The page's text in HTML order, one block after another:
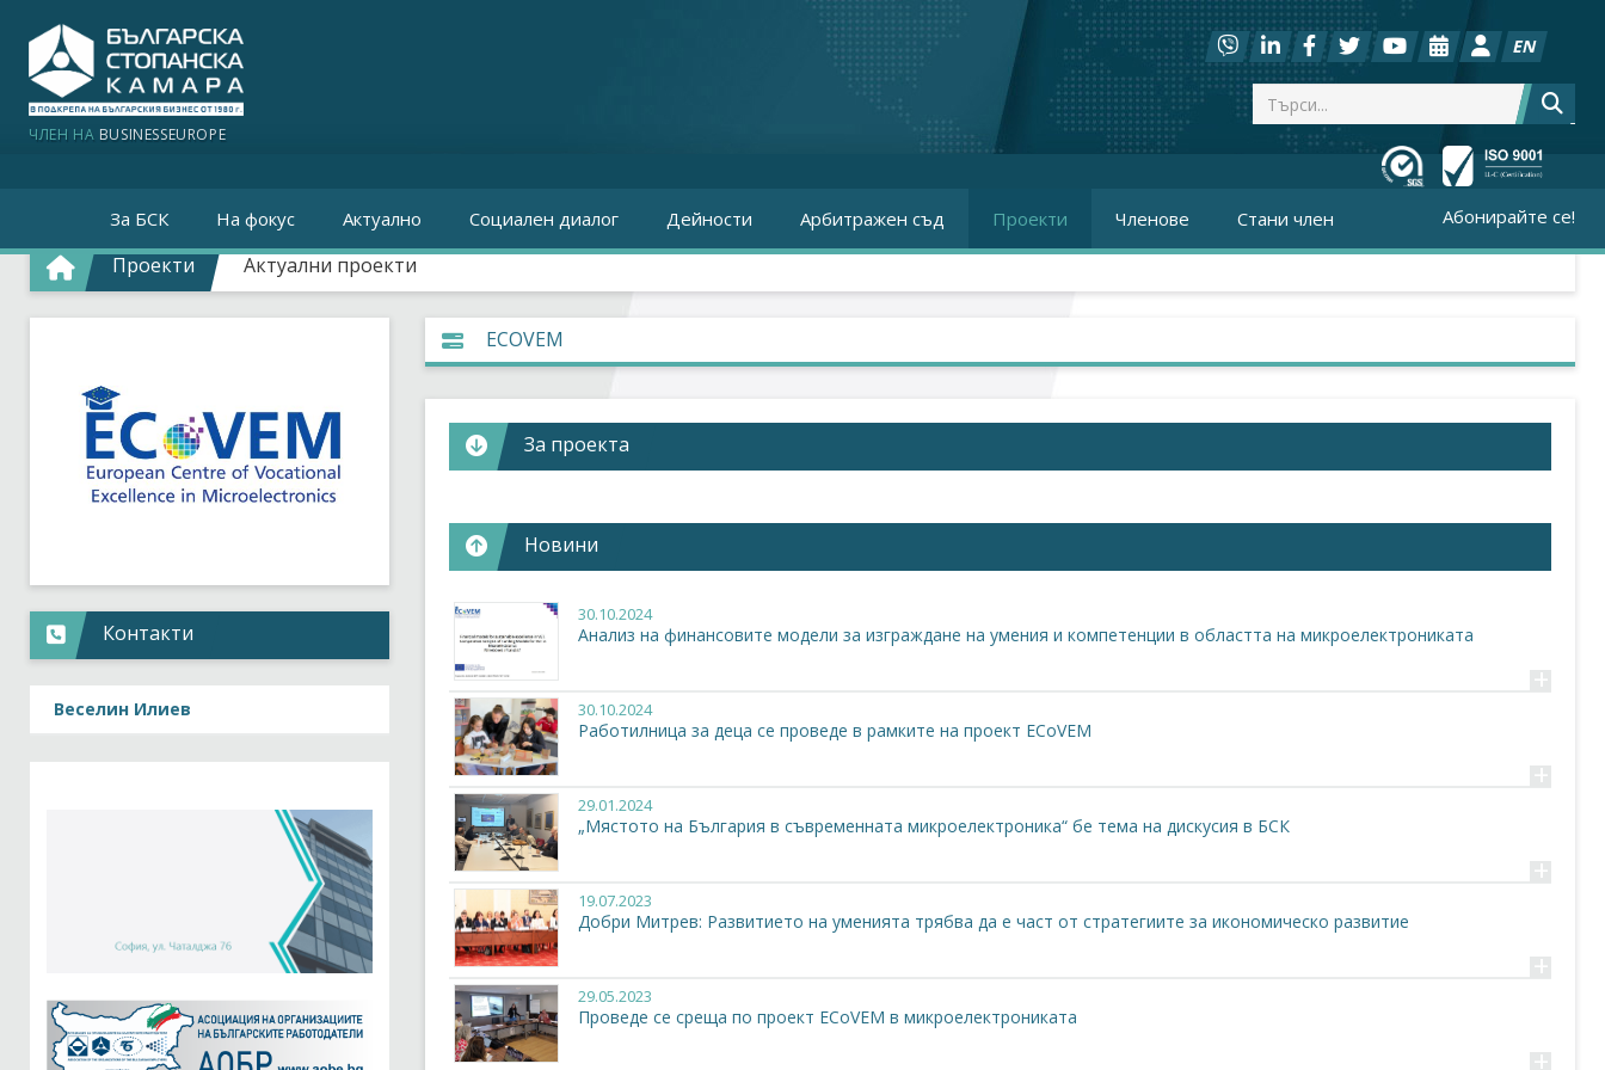
ЧЛЕН НА BUSINESSEUROPE
EN
За БСК На фокус Актуално Социален диалог Дейности Арбитражен съд Проекти Членове Стани член Абонирайте се!
Проекти Актуални проекти
ECOVEM
За проекта
Бюджет:4 988 113,00 Euro
Официален сайт:ecovem.eu
Цели:
Проектът ECoVEM обединява центрове за професионално образование и обучение (ПОО), технически университети,
индустриални асоциации, социални партньори за създаване на европейска платформа за сътрудничество между
професионални постижения в микроелектрониката с цел справяне с предизвикателствата на: дигитализацията, изкуствения
интелект, зелените технологии, равенството между половете в технологиите, интеграцията на мигрантите.
Целеви групи:
ECoVEM допринася за устойчивото управление на ПОО на национално и европейско ниво чрез включване на вземащите
решения на политическо равнище в процесите, свързани с ПОО, заетостта, социалните партньори, индустриалните асоциации
и компании.
Партньори:
21 партньорa от 7 държави, които представляват активни организации в сферата на проекта на национално и европейско
ниво
Основни дейности:
Микроелектрониката е най-бързо развиващата се наука, представляваща основата на електронната икономика и
Новини
30.10.2024
Анализ на финансовите модели за изграждане на умения и компетенции в областта на микроелектрониката
+
30.10.2024
Работилница за деца се проведе в рамките на проект ECoVEM
+
29.01.2024
„Мястото на България в съвременната микроелектроника“ бе тема на дискусия в БСК
+
19.07.2023
Добри Митрев: Развитието на уменията трябва да е част от стратегиите за икономическо развитие
+
29.05.2023
Проведе се среща по проект ECoVEM в микроелектрониката
+
Контакти
Веселин Илиев